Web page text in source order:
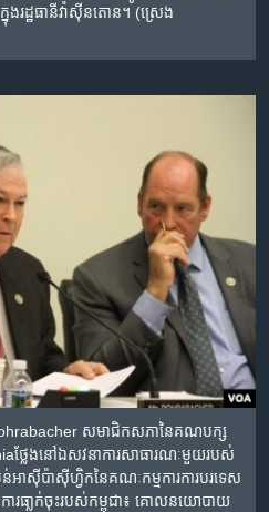
ង​រដ្ឋធានី​វ៉ាស៊ីនតោន។ (ស្រេង
សមាជិក​សភា​នៃ​គណបក្ស​
ថ្លែង​នៅ​ឯ​សវនាការ​សាធារណៈ​មួយរបស់​
ាស៊ីប៉ាស៊ីហ្វិក​នៃ​គណៈកម្មការការ​បរទេស​
ារ​ធា្លក់​ចុះរបស់​កម្ពុជា​៖ ​គោល​នយោបាយ​